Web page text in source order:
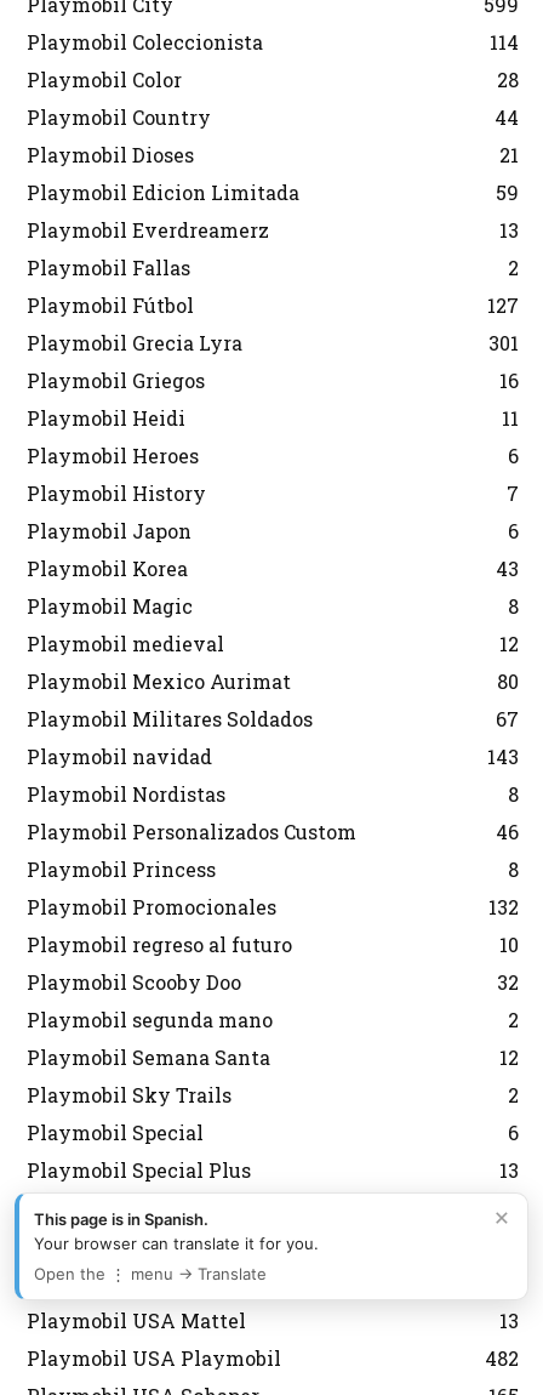
Playmobil Coleccionista
114
Playmobil Color
28
Playmobil Country
44
Playmobil Dioses
21
Playmobil Edicion Limitada
59
Playmobil Everdreamerz
13
Playmobil Fallas
2
Playmobil Fútbol
127
Playmobil Grecia Lyra
301
Playmobil Griegos
16
Playmobil Heidi
11
Playmobil Heroes
6
Playmobil History
7
Playmobil Japon
6
Playmobil Korea
43
Playmobil Magic
8
Playmobil medieval
12
Playmobil Mexico Aurimat
80
Playmobil Militares Soldados
67
Playmobil navidad
143
Playmobil Nordistas
8
Playmobil Personalizados Custom
46
Playmobil Princess
8
Playmobil Promocionales
132
Playmobil regreso al futuro
10
Playmobil Scooby Doo
32
Playmobil segunda mano
2
Playmobil Semana Santa
12
Playmobil Sky Trails
2
Playmobil Special
6
Playmobil Special Plus
13
Playmobil Sudistas Confederados
4
Playmobil the movie
Playmobil USA
Playmobil USA Mattel
13
Playmobil USA Playmobil
482
×
This page is in Spanish.
Your browser can translate it for you.
Open the ⋮ menu → Translate